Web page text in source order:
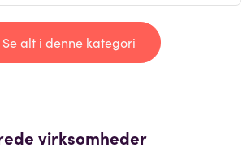
Se alt i denne kategori
virksomheder